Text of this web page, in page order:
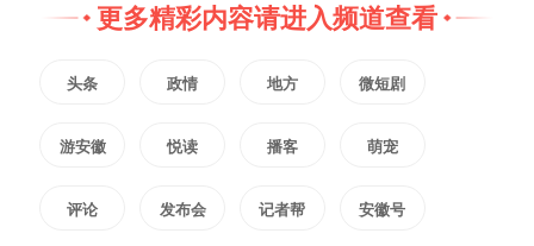
市场监管总局（国家认监委）
将持续深化多双边质量认证国际合
作，丰富合作应用场景，助力境外
各方精准、全面了解我国CCC认证
更多精彩内容请进入频道查看
头条 政情 地方 微短剧
游安徽 悦读 播客 萌宠
评论 发布会 记者帮 安徽号